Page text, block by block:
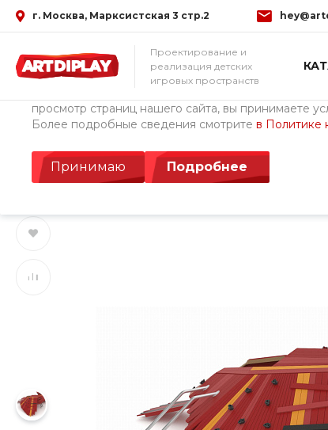
Использование файлов Cookie
Мы используем файлы cookie, разработанные
просмотр страниц нашего сайта, вы принимаете
Более подробные сведения смотрите в Политике
Принимаю Подробнее
г. Москва, Марксистская 3 стр.2
Проектирование и
реализация детских
игровых пространств
Главная / Каталог товаров / Детские площадки Cemer
Игровой комплекс